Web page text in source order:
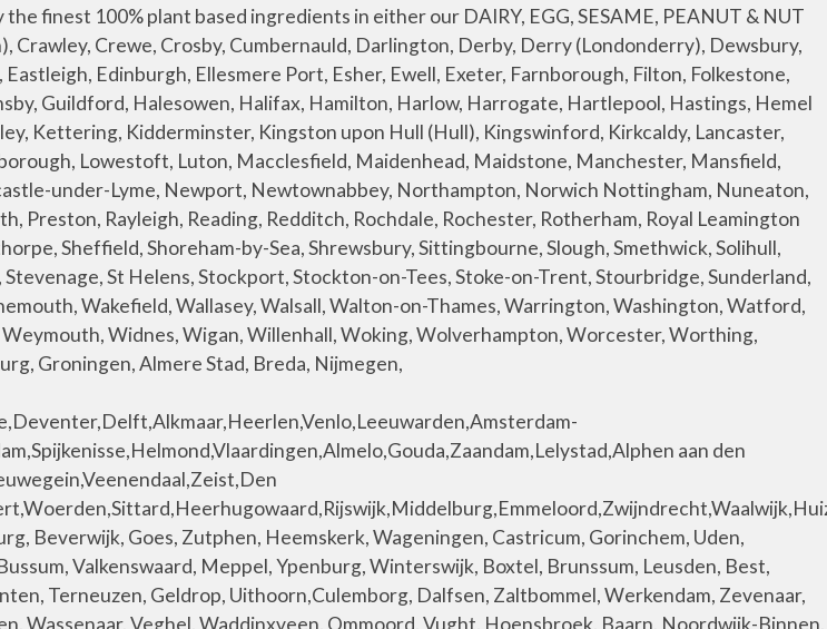
Bemmel, Klazienaveen, Pendrecht, Hattem, Noordwijkerhout, De Lier, Ommen, Eijsden, Made, Uitgeest, Lunetten, Goedereede, Monster, Laren, Camminghaburen, Doesburg, Goor, Woudenberg, Stein, Carnisse, Opmeer, Oosterbeek, Prinsenbeek, Someren, Hoogland, Oosterpark, Bleiswijk, Zierikzee, Oirschot, Borculo, Doorn, Spangen, Ermelo, Hatert, Eerbeek, Lemmer, 's-Gravenland, Leesten, Haelen, Bloemendaal, Halsteren, Oudewater, Bladel, Liesveld, Burgum, Voorthuizen, Asten, Nieuw-Lekkerland, Beilen, Veldhuizen, Renkum, Mierlo, Hoek van Holland, Haren, Strijen, Statenkwartier, Kudelstaart, Oosterwolde, Warnsveld, Bolsward, Lent, Heeze, Bargeres, Zaandijk, Huizum, De Bilt, Heerde, Scherpenzeel, Arcen, Slikkerveer, Kapelle, Sint Willebrord, Princenhage, Vroomshoop, Beek, Sappemeer, Axel, Emmer-Compascuum, Lindenheuvel, De Kruiskamp, Rijnsburg, Heeswijk-Dinther, Ouderkerk aan de Amstel, Budel, Hilvarenbeek, Angelslo, Oosteinde, Bedum, Neede, Groenewoud, Bolnes, Udenhout, Heer, Oude Pekela, Tholen, De Greiden, Broekhoven, Rheden, Edam, Emmerhout, Honselersdijk, Limmen, Stiens, Feijenoord, Teteringen, Elsloo, Nederweert, Meerhoven, Randenbroek, Zuidhorn, Reusel, Gorredijk, Roden, Hengstdal, Vaals, Hasselt Get details of bikano sweets dealers, bikano sweets distributors, suppliers, traders, retailers and wholesalers with price list, ratings, reviews and buyers feedback. "shipping_price_slab2": { "customs_duties": "NO extra customs duties. Call us : 9790979897. Not just sweets, we have successfully developed the array of varied product catalogues under brand "Bikano" with sweets, namkeens, savouries, beverages and many more. 99 ($0.42/Ounce) Get it as soon as Mon, Jan 18. "order_value_to": "48.99" G. Pulla Reddy Sweets - Offering Bobbatlu, Processed Food, Snacks, Bikano Processed Food, Bikaner Processed Food, स्नैक फूड्स, Andhra Special Sweets in Jayanagar, Bengaluru, Karnataka. www.yelp.com. }, "order_value_to": "34.29" pack of 3 . We offer clothing for girls from ne We offer clothing for girls from ne 0 Items - $0.00 My account / Register "order_value_to": "67.20" Qty. Summary of the article. "money_symbol": "$", "shipping_details": "This is for JPY shipping details", Bikano’s Indian Cuisine has a FHRS rating of 5. "support": "", © 2017 by bikanervala usa. Atlanta. }, Bikano Masala Almonds And Salted Cashew Nuts, Bikano Premium Namkeen Kaju Cashew Cookies. "order_value_from": "23", "support": "", "order_value_to": "" Search By City Sort Results by. Persian Sweets; Facebook; Twitter; Pinterest; Google Plus; Persian Sweets. Add. HIMALYA FRESH Besan Ladoo 12oz - Premium Authentic, Luxurious Indian Food & Sweets Made With pure simple ingredients Gram flour, Sugar, Cardamom & Vegetable Oil - No Fillers Or Preservatives (1 Box): Amazon.com: Grocery & Gourmet Food "shipping_price_slab2": { We offer wide variety of sweets and namkeen gift boxes for various Indian festivals as well as special occasions. Facebook Tripadvisor Envelope Authentic Indian Cuisine Dine-In . QUICK PEEK. Pack of 1 . }, Shop for Bikano Snacks products at low prices Serving Since 2006 32,000+ Retails and Wholesale Customers 7,000+ Customer Reviews Free Shipping Available Sweet Tea Cup Puppies For Adoption Near Me. "order_value_from": "33.48", "EUR": { . "shipping_price_slab1": { 1080 x 1215 jpeg 141kB. Bikano Premium Jeera Butter Cookies. Mithai4all is India’s first online mithai portal. Shillong Bengaluru Halisahar Pali Kanchrapara West godavari dist. "shipping_price_slab1": { } "free_shipping_order_value": "44", ) Exclusive of applicable taxes and charges, if any Details. The reasons may vary, but the … "shipping_price": "13.30", @swishersweets. "INR": { "shipping_delay": "Due to COVID19 situation, please expect a delay in delivery (5 - 7 business days)", }, Click to View More Recommendations - Inspired by Your Inquiries. "order_value_from": "", View property photos & details, learn more about the neighborhood, and find your next home at Trulia Initiated in the year 1948 in Kurnool by Late Sri. It's disgustingly sweet and messy. France Paris. $14.99 $ 14. FREE Shipping on orders over $25 shipped by Amazon. "order_value_to": "64.99" Haldiram's Nagpur Aloo Bhujia, 350g+50g Extra by Haldiram's Nagpur. Fard Poolaki Persian Traditional Candy small 10 oz. Map of the USA: New York, San Francisco, Washington. }, To Be or Not To Be Vegan: The Answer to This Question. The Feni sweet offered by us is highly demanded for its mouth watering taste. Sort By. "AUD": { "order_value_from": "25", "order_value_to": "24" Colmar, Haguenau, Mulhouse, Ribeauvillé, Strasbourg, Agen, Bayonne, Bergerac, Biarritz,Bordeaux, Dax, Lacq, Libourne, Mont-de-Marsan, Pau, Périgueux, Pessac, Saint-Jean-de-Luz, Talence, Aurillac, Clermont-Ferrand, Le Puy-en-Velay, Montluçon, Moulins, Riom, Vichy, Alençon, Arromanches, Avranches, Bayeux, Bénouville, Caen, Cherbourg, Courseulles, Coutances, Deauville, Falaise, Grandcamp-Maisy, Granville, Honfleur, Lisieux, Ouistreham, Saint-Lô, Sainte-Marie-du-Mont, Sainte-Mère-Église, Trouville, Auray, Brest, Carnac, Dinan, Dinard, Douarnenez, Fougères, Guingamp, Locmariaquer, Lorient, Morlaix, Quimper, Rennes, Saint-Brieuc, Saint-Malo, Vannes, Autun, Auxerre, Beaune, Chalon-sur-Saône, Cîteaux, Cluny, Dijon, Le Creusot, Mâcon, Nevers, Sens, Vézelay, Amboise, Azay-le-Rideau, Beaugency, Blois, Bourges, Cha